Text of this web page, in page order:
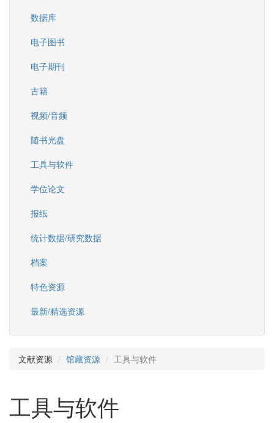
数据库
电子图书
电子期刊
古籍
视频/音频
随书光盘
工具与软件
学位论文
报纸
统计数据/研究数据
档案
特色资源
最新/精选资源
文献资源 馆藏资源 工具与软件
工具与软件